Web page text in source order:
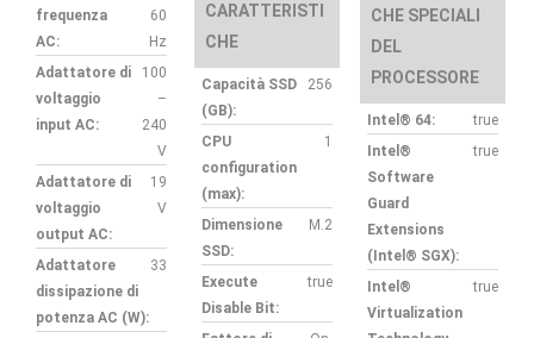
frequenza
AC:
60
Hz
Adattatore di
voltaggio
input AC:
100
–
240
V
Adattatore di
voltaggio
output AC:
19
V
Adattatore
dissipazione di
potenza AC (W):
33
CARATTERISTI
CHE
Capacità SSD
(GB):
256
CPU
configuration
(max):
1
Dimensione
SSD:
M.2
Execute
Disable Bit:
true
CHE SPECIALI
DEL
PROCESSORE
Intel® 64:
true
Intel®
Software
Guard
Extensions
(Intel® SGX):
true
Intel®
Virtualization
true